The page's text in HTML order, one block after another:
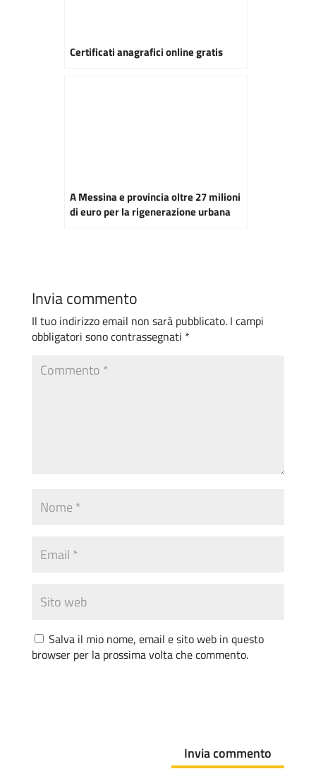
Certificati anagrafici online gratis
A Messina e provincia oltre 27 milioni
di euro per la rigenerazione urbana
Invia commento
Il tuo indirizzo email non sarà pubblicato. I campi
obbligatori sono contrassegnati *
Salva il mio nome, email e sito web in questo
browser per la prossima volta che commento.
Invia commento